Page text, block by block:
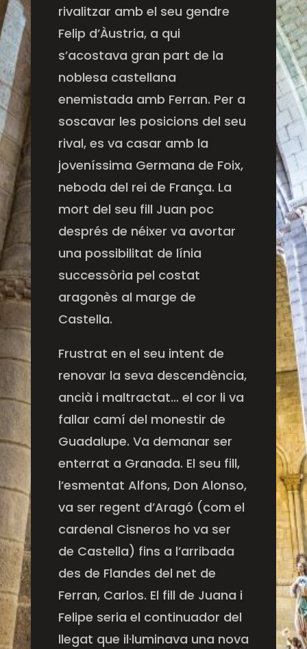
rivalitzar amb el seu gendre
Felip d’Àustria, a qui
s’acostava gran part de la
noblesa castellana
enemistada amb Ferran. Per a
soscavar les posicions del seu
rival, es va casar amb la
joveníssima Germana de Foix,
neboda del rei de França. La
mort del seu fill Juan poc
després de néixer va avortar
una possibilitat de línia
successòria pel costat
aragonès al marge de
Castella.
Frustrat en el seu intent de
renovar la seva descendència,
ancià i maltractat… el cor li va
fallar camí del monestir de
Guadalupe. Va demanar ser
enterrat a Granada. El seu fill,
l’esmentat Alfons, Don Alonso,
va ser regent d’Aragó (com el
cardenal Cisneros ho va ser
de Castella) fins a l’arribada
des de Flandes del net de
Ferran, Carlos. El fill de Juana i
Felipe seria el continuador del
llegat que il·luminava una nova